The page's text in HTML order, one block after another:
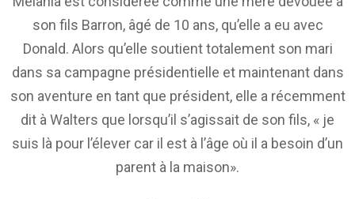
son fils Barron, âgé de 10 ans, qu’elle a eu avec
Donald. Alors qu’elle soutient totalement son mari
dans sa campagne présidentielle et maintenant dans
son aventure en tant que président, elle a récemment
dit à Walters que lorsqu’il s’agissait de son fils, « je
suis là pour l’élever car il est à l’âge où il a besoin d’un
parent à la maison».